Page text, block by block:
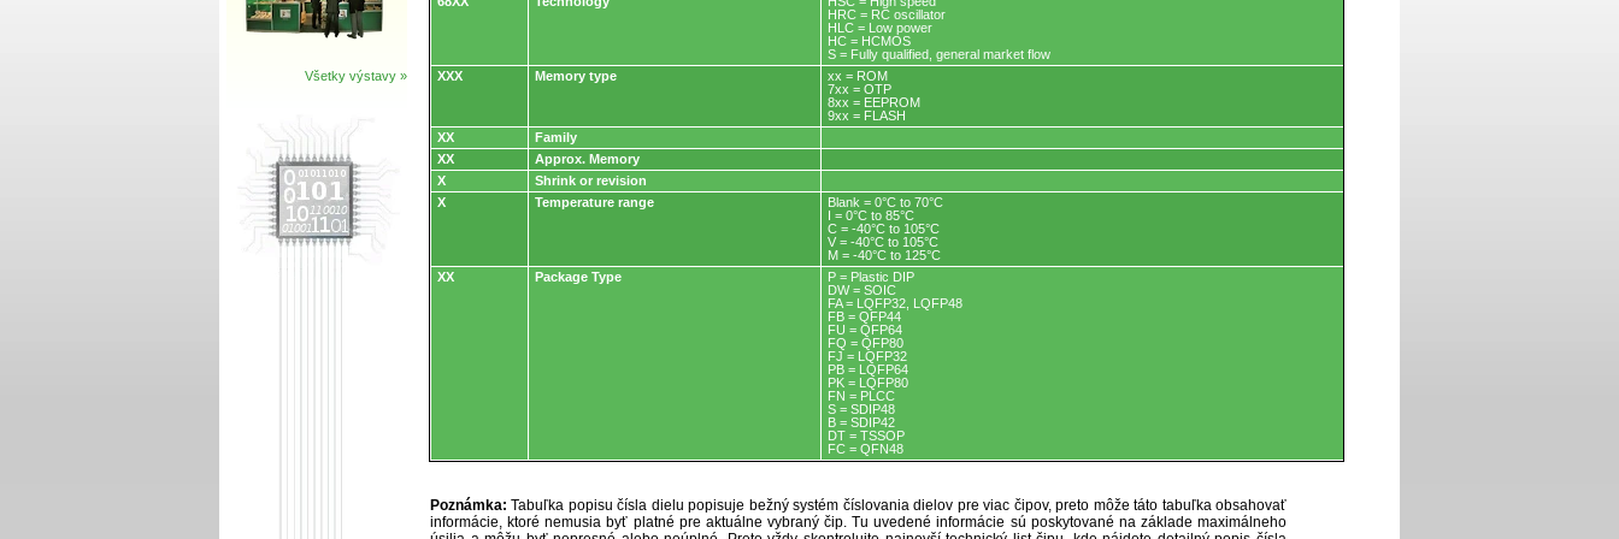
Všetky výstavy »
HRC = RC oscillator
HLC = Low power
HC = HCMOS
S = Fully qualified, general market flow
XXX
Memory type
xx = ROM
7xx = OTP
8xx = EEPROM
9xx = FLASH
XX
Family
XX
Approx. Memory
X
Shrink or revision
X
Temperature range
Blank = 0°C to 70°C
I = 0°C to 85°C
C = -40°C to 105°C
V = -40°C to 105°C
M = -40°C to 125°C
XX
Package Type
P = Plastic DIP
DW = SOIC
FA = LQFP32, LQFP48
FB = QFP44
FU = QFP64
FQ = QFP80
FJ = LQFP32
PB = LQFP64
PK = LQFP80
FN = PLCC
S = SDIP48
B = SDIP42
DT = TSSOP
FC = QFN48
Poznámka: Tabuľka popisu čísla dielu popisuje bežný systém číslovania dielov pre viac čipov, preto môže táto tabuľka obsahovať
informácie, ktoré nemusia byť platné pre aktuálne vybraný čip. Tu uvedené informácie sú poskytované na základe maximálneho